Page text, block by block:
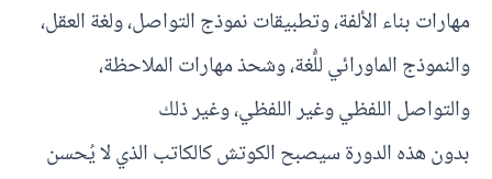
مهارات بناء الألفة، وتطبيقات نموذج التواصل، ولغة العقل،
والنموذج الماورائي للُّغة، وشحذ مهارات الملاحظة،
والتواصل اللفظي وغير اللفظي، وغير ذلك
بدون هذه الدورة سيصبح الكوتش كالكاتب الذي لا يُحسن